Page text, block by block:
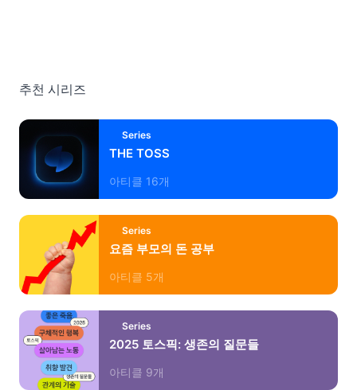
추천 시리즈
Series
THE TOSS
아티클 16개
Series
요즘 부모의 돈 공부
아티클 5개
Series
2025 토스픽: 생존의 질문들
아티클 9개